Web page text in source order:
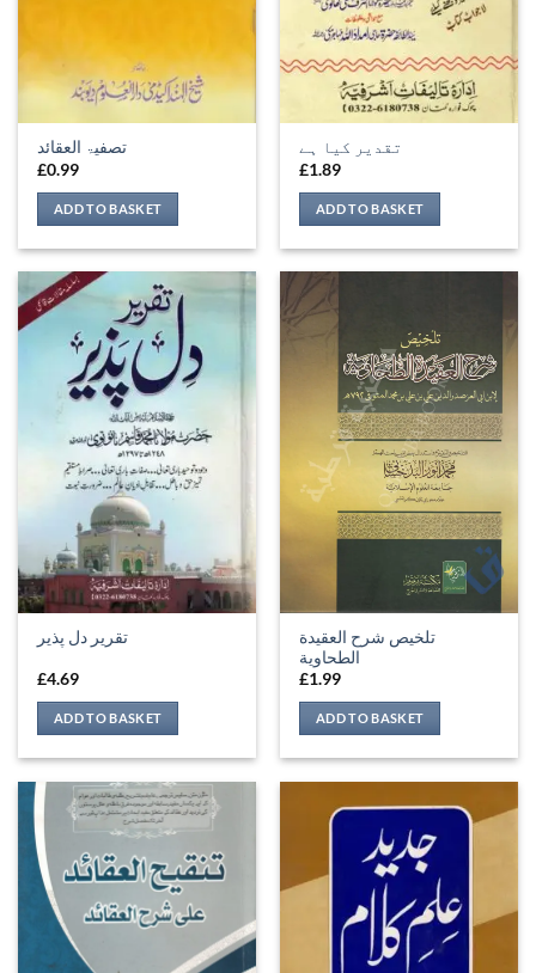
تصفيۃ العقائد
£0.99
ADD TO BASKET
تقدیر کیا ہے
£1.89
ADD TO BASKET
تقریر دل پذیر
£4.69
ADD TO BASKET
تلخيص شرح العقيدة
الطحاوية
£1.99
ADD TO BASKET